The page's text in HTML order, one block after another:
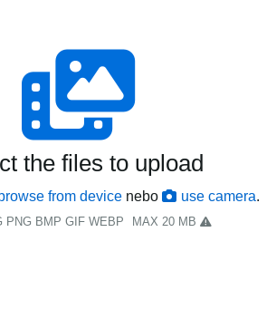
the files to upload
from devicenebo use camera
PNG BMP GIF WEBP MAX 20 MB